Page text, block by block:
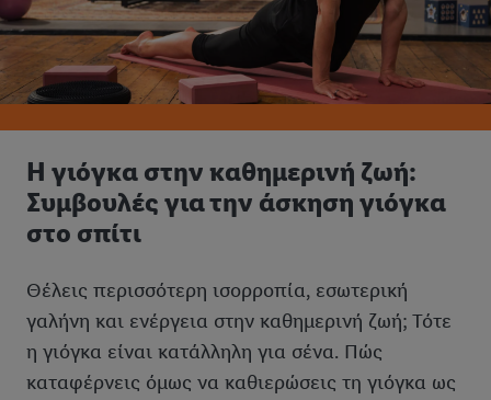
Η γιόγκα στην καθημερινή ζωή:
Συμβουλές για την άσκηση γιόγκα
στο σπίτι
Θέλεις περισσότερη ισορροπία, εσωτερική
γαλήνη και ενέργεια στην καθημερινή ζωή; Τότε
η γιόγκα είναι κατάλληλη για σένα. Πώς
καταφέρνεις όμως να καθιερώσεις τη γιόγκα ως